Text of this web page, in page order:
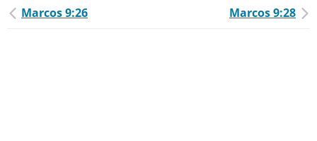
Marcos 9:26 Marcos 9:28